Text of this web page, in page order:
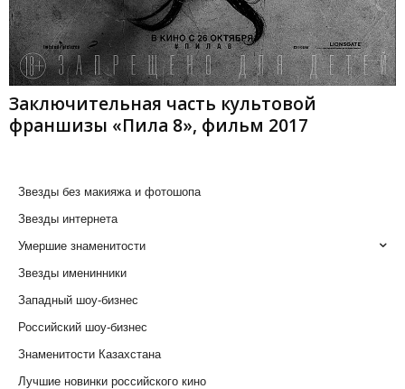
Заключительная часть культовой
франшизы «Пила 8», фильм 2017
Звезды без макияжа и фотошопа
Звезды интернета
Умершие знаменитости
Звезды именинники
Западный шоу-бизнес
Российский шоу-бизнес
Знаменитости Казахстана
Лучшие новинки российского кино